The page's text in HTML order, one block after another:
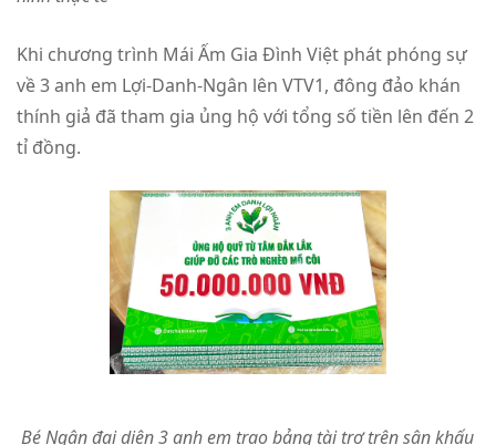
Khi chương trình Mái Ấm Gia Đình Việt phát phóng sự
về 3 anh em Lợi-Danh-Ngân lên VTV1, đông đảo khán
thính giả đã tham gia ủng hộ với tổng số tiền lên đến 2
tỉ đồng.
Bé Ngân đại diện 3 anh em trao bảng tài trợ trên sân khấu